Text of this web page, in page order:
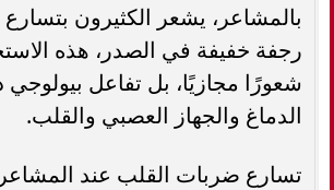
بالمشاعر، يشعر الكثيرون
رجفة خفيفة في الصدر، هذه
شعورًا مجازيًا، بل تفاعل بيولوجي
الدماغ والجهاز العصبي والقلب.
تسارع ضربات القلب عند المشاعر